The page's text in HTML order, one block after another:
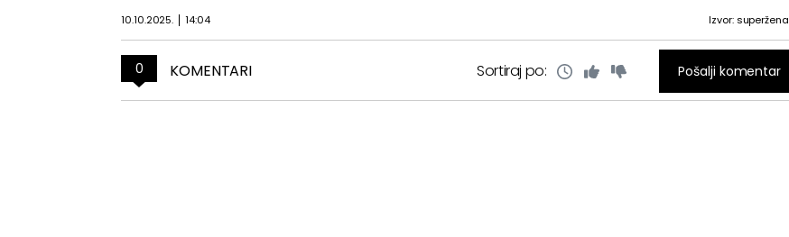
10.10.2025. 14:04 Izvor: superžena
0 KOMENTARI Sortiraj po: Pošalji komentar